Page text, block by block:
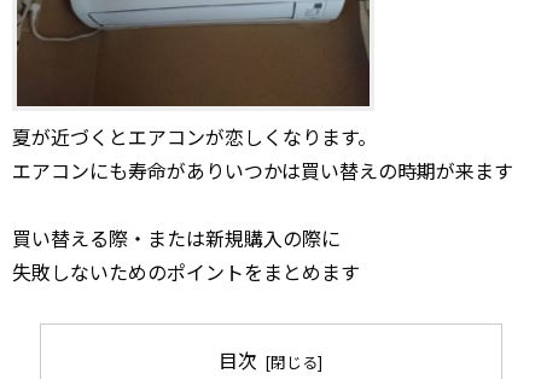
夏が近づくとエアコンが恋しくなります。
エアコンにも寿命がありいつかは買い替えの時期が来ます
買い替える際・または新規購入の際に
失敗しないためのポイントをまとめます
目次